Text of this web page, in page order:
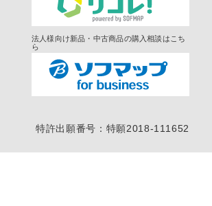
法人様向け新品・中古商品の購入相談はこち
ら
特許出願番号：特願2018-111652